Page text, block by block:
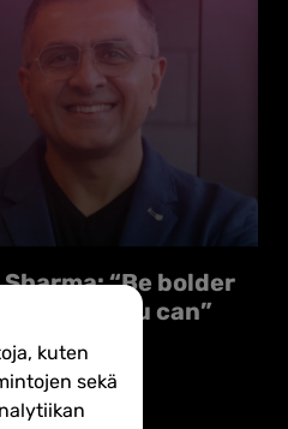
kuten
sekä
“Be bolder
think you can”